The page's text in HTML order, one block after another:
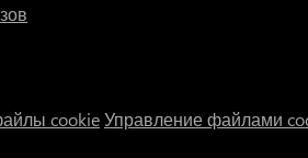
cookieУправление файлами